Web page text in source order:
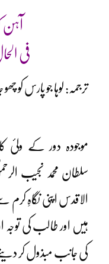
آہن
فی
ترجمہ: لوہا جو پارس کو
موجودہ دور کے ولیٔ
سلطان محمد نجیب
الاقدس اپنی نگاہِ
ہیں اور طالب کی توجہ
کی جانب مبذول کر